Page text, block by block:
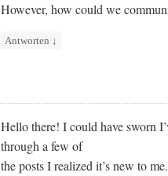
However, how could we
Antworten ↓
Hello there! I could have sworn
through a few of
the posts I realized it’s new to